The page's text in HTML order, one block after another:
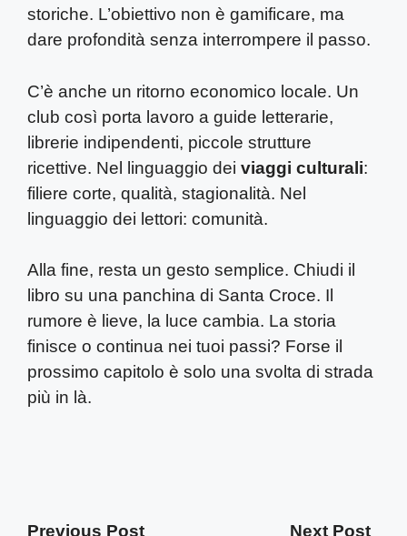
storiche. L’obiettivo non è gamificare, ma
dare profondità senza interrompere il passo.
C’è anche un ritorno economico locale. Un
club così porta lavoro a guide letterarie,
librerie indipendenti, piccole strutture
ricettive. Nel linguaggio dei viaggi culturali:
filiere corte, qualità, stagionalità. Nel
linguaggio dei lettori: comunità.
Alla fine, resta un gesto semplice. Chiudi il
libro su una panchina di Santa Croce. Il
rumore è lieve, la luce cambia. La storia
finisce o continua nei tuoi passi? Forse il
prossimo capitolo è solo una svolta di strada
più in là.
Previous Post Next Post